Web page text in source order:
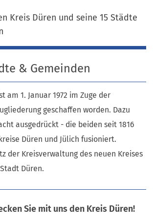
Kreis Düren und seine 15 Städte
& Gemeinden
am 1. Januar 1972 im Zuge der
geschaffen worden. Dazu
ausgedrückt - die beiden seit 1816
Düren und Jülich fusioniert.
der Kreisverwaltung des neuen Kreises
Düren.
Sie mit uns den Kreis Düren!